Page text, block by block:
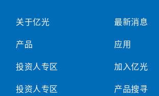
关于亿光
产品
投资人专区
投资人专区
最新消息
应用
加入亿光
产品搜寻